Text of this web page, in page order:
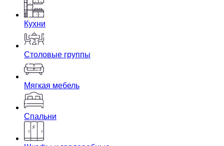
Кухни
Столовые группы
Мягкая мебель
Спальни